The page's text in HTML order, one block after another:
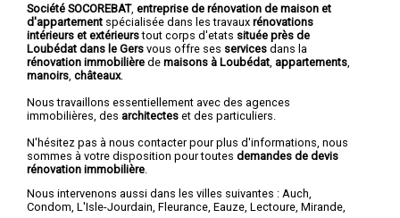
Société SOCOREBAT, entreprise de rénovation de maison et
d'appartement spécialisée dans les travaux rénovations
intérieurs et extérieurstout corps d'etats située près de
Loubédat dans le Gers vous offre ses services dans la
rénovation immobilière de maisons à Loubédat appartements
manoirs châteaux.
Nous travaillons essentiellement avec des agences
immobilières, des architectes et des particuliers.
N'hésitez pas à nous contacter pour plus d'informations, nous
sommes à votre disposition pour toutes demandes de devis
rénovation immobilière
Nous intervenons aussi dans les villes suivantes : Auch,
Condom, L'Isle-Jourdain, Fleurance, Eauze, Lectoure, Mirande,